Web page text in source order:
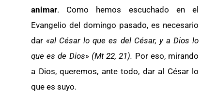
animar. Como hemos escuchado en el
Evangelio del domingo pasado, es necesario
dar«al César lo que es del César, y a Dios lo
que es de Dios» (Mt 22, 21). Por eso, mirando
a Dios, queremos, ante todo, dar al César lo
que es suyo.